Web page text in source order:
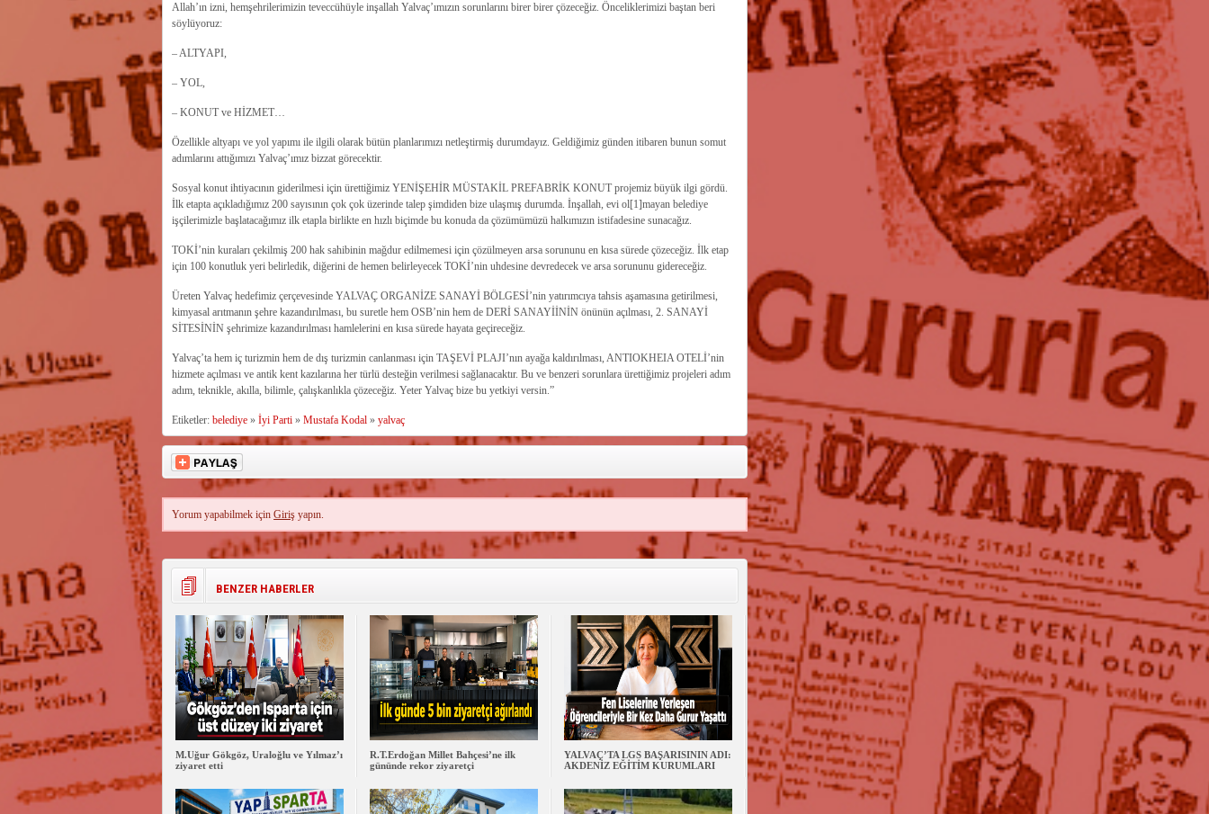
Allah’ın izni, hemşehrilerimizin teveccühüyle inşallah Yalvaç’ımızın sorunlarını birer birer çözeceğiz. Önceliklerimizi baştan beri
söylüyoruz:
– ALTYAPI,
– YOL,
– KONUT ve HİZMET…
Özellikle altyapı ve yol yapımı ile ilgili olarak bütün planlarımızı netleştirmiş durumdayız. Geldiğimiz günden itibaren bunun somut
adımlarını attığımızı Yalvaç’ımız bizzat görecektir.
Sosyal konut ihtiyacının giderilmesi için ürettiğimiz YENİŞEHİR MÜSTAKİL PREFABRİK KONUT projemiz büyük ilgi gördü.
İlk etapta açıkladığımız 200 sayısının çok çok üzerinde talep şimdiden bize ulaşmış durumda. İnşallah, evi ol[1]mayan belediye
işçilerimizle başlatacağımız ilk etapla birlikte en hızlı biçimde bu konuda da çözümümüzü halkımızın istifadesine sunacağız.
TOKİ’nin kuraları çekilmiş 200 hak sahibinin mağdur edilmemesi için çözülmeyen arsa sorununu en kısa sürede çözeceğiz. İlk etap
için 100 konutluk yeri belirledik, diğerini de hemen belirleyecek TOKİ’nin uhdesine devredecek ve arsa sorununu gidereceğiz.
Üreten Yalvaç hedefimiz çerçevesinde YALVAÇ ORGANİZE SANAYİ BÖLGESİ’nin yatırımcıya tahsis aşamasına getirilmesi,
kimyasal arıtmanın şehre kazandırılması, bu suretle hem OSB’nin hem de DERİ SANAYİİNİN önünün açılması, 2. SANAYİ
SİTESİNİN şehrimize kazandırılması hamlelerini en kısa sürede hayata geçireceğiz.
Yalvaç’ta hem iç turizmin hem de dış turizmin canlanması için TAŞEVİ PLAJI’nın ayağa kaldırılması, ANTIOKHEIA OTELİ’nin
hizmete açılması ve antik kent kazılarına her türlü desteğin verilmesi sağlanacaktır. Bu ve benzeri sorunlara ürettiğimiz projeleri adım
adım, teknikle, akılla, bilimle, çalışkanlıkla çözeceğiz. Yeter Yalvaç bize bu yetkiyi versin.”
Etiketler: belediye» İyi Parti» Mustafa Kodal» yalvaç
Yorum yapabilmek içinGiriş yapın.
BENZER HABERLER
M.Uğur Gökgöz, Uraloğlu ve Yılmaz’ı
ziyaret etti
R.T.Erdoğan Millet Bahçesi’ne ilk
gününde rekor ziyaretçi
YALVAÇ’TA LGS BAŞARISININ ADI:
AKDENİZ EĞİTİM KURUMLARI